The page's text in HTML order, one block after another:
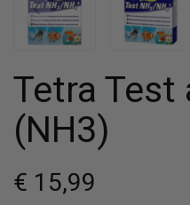
Tetra
(NH3)
€ 15,99